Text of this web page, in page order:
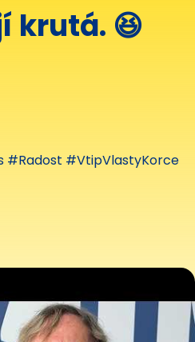
krutá. 😆
#Radost #VtipVlastyKorce